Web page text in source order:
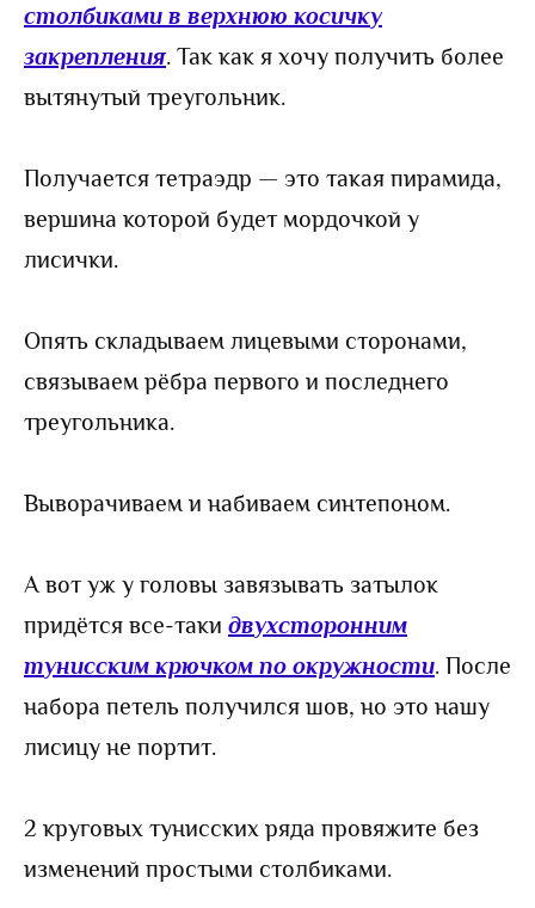
столбиками в верхнюю косичку
закрепления. Так как я хочу получить более
вытянутый треугольник.
Получается тетраэдр — это такая пирамида,
вершина которой будет мордочкой у
лисички.
Опять складываем лицевыми сторонами,
связываем рёбра первого и последнего
треугольника.
Выворачиваем и набиваем синтепоном.
А вот уж у головы завязывать затылок
придётся все-таки двухсторонним
тунисским крючком по окружности. После
набора петель получился шов, но это нашу
лисицу не портит.
2 круговых тунисских ряда провяжите без
изменений простыми столбиками.